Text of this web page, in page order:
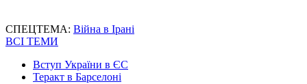
СПЕЦТЕМА: Війна в Ірані
ВСІ ТЕМИ
Вступ України в ЄС
Теракт в Барселоні